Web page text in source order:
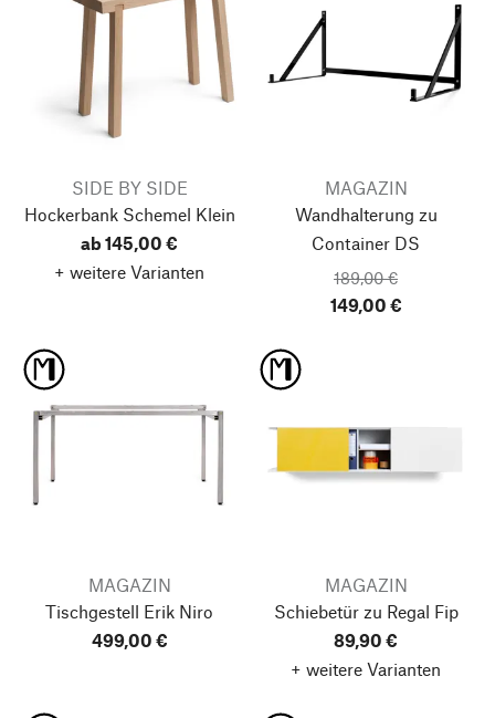
SIDE BY SIDE
Hockerbank Schemel Klein
ab 145,00 €
+ weitere Varianten
MAGAZIN
Wandhalterung zu
Container DS
189,00 €
149,00 €
MAGAZIN
Tischgestell Erik Niro
499,00 €
MAGAZIN
Schiebetür zu Regal Fip
89,90 €
+ weitere Varianten